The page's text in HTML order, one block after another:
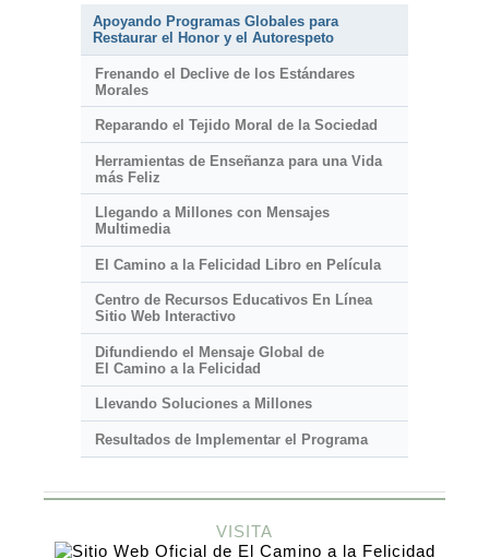
Apoyando Programas Globales para
Restaurar el Honor y el Autorespeto
Frenando el Declive de los Estándares
Morales
Reparando el Tejido Moral de la Sociedad
Herramientas de Enseñanza para una Vida
más Feliz
Llegando a Millones con Mensajes
Multimedia
El Camino a la Felicidad Libro en Película
Centro de Recursos Educativos En Línea
Sitio Web Interactivo
Difundiendo el Mensaje Global de
El Camino a la Felicidad
Llevando Soluciones a Millones
Resultados de Implementar el Programa
VISITA